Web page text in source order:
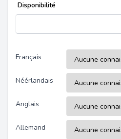
Disponibilité
Français
Néérlandais
Anglais
Allemand